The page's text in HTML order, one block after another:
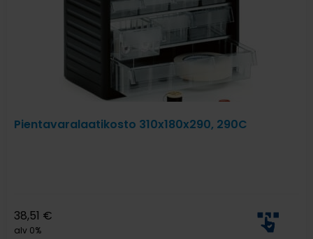
Pientavaralaatikosto 310x180x290, 290C
38,51 €
alv 0%